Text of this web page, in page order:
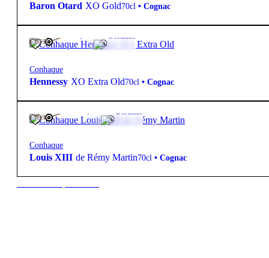
Baron Otard XO Gold70cl • Cognac
FREE
Destilado
Conhaque
Hennessy XO Extra Old70cl • Cognac
FREE
Destilado
Conhaque
Louis XIII de Rémy Martin70cl • Cognac